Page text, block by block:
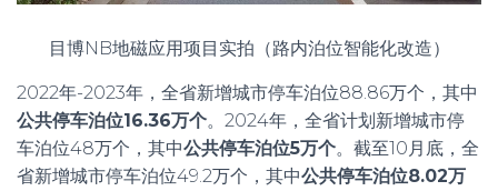
目博NB地磁应用项目实拍（路内泊位智能化改造）
2022年-2023年，全省新增城市停车泊位88.86万个，其中
公共停车泊位16.36万个。2024年，全省计划新增城市停
车泊位48万个，其中公共停车泊位5万个。截至10月底，全
省新增城市停车泊位49.2万个，其中公共停车泊位8.02万